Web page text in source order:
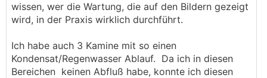
wissen, wer die Wartung, die auf den Bildern gezeigt
wird, in der Praxis wirklich durchführt.
Ich habe auch 3 Kamine mit so einen
Kondensat/Regenwasser Ablauf. Da ich in diesen
Bereichen keinen Abfluß habe, konnte ich diesen